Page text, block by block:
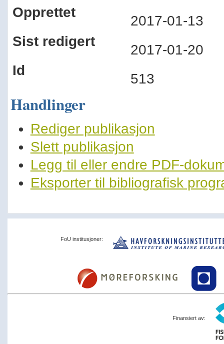
Opprettet
2017-01-13
Sist redigert
2017-01-20
Id
513
Handlinger
Rediger publikasjon
Slett publikasjon
Legg til eller endre PDF-
Eksporter til bibliografisk
FoU institusjoner:
Finansiert av: